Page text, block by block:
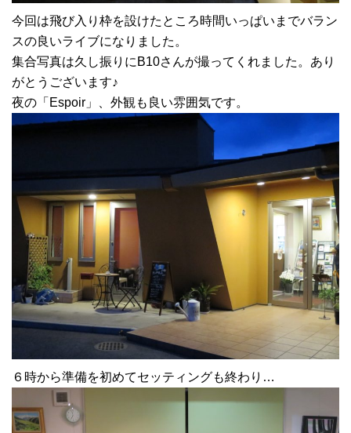
今回は飛び入り枠を設けたところ時間いっぱいまでバラン
スの良いライブになりました。
集合写真は久し振りにB10さんが撮ってくれました。あり
がとうございます♪
夜の「Espoir」、外観も良い雰囲気です。
６時から準備を初めてセッティングも終わり…